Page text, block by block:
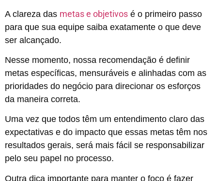
A clareza das metas e objetivos é o primeiro passo
para que sua equipe saiba exatamente o que deve
ser alcançado.
Nesse momento, nossa recomendação é definir
metas específicas, mensuráveis e alinhadas com as
prioridades do negócio para direcionar os esforços
da maneira correta.
Uma vez que todos têm um entendimento claro das
expectativas e do impacto que essas metas têm nos
resultados gerais, será mais fácil se responsabilizar
pelo seu papel no processo.
Outra dica importante para manter o foco é fazer